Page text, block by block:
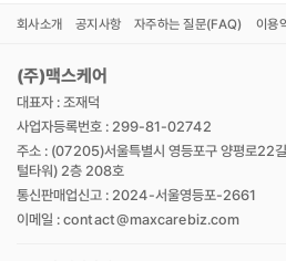
회사소개 공지사항 자주하는 질문(FAQ) 이용
(주)맥스케어
대표자 : 조재덕
사업자등록번호 : 299-81-02742
주소 : (07205)서울특별시 영등포구 양평로22
털타워) 2층 208호
통신판매업신고 : 2024-서울영등포-2661
이메일 : contact@maxcarebiz.com